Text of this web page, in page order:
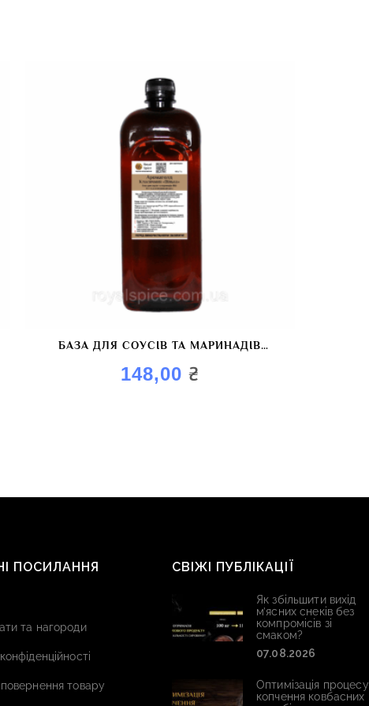
БАЗА ДЛЯ СОУСІВ ТА МАРИНАДІВ
“АРОМАГОЛД ВІЛЬХА”
148,00 ₴
ПОСИЛАННЯ
та нагороди
товару
СВІЖІ ПУБЛІКАЦІЇ
Як збільшити вихід
м’ясних снеків без
компромісів зі
смаком?
07.08.2026
Оптимізація процесу
копчення ковбасних